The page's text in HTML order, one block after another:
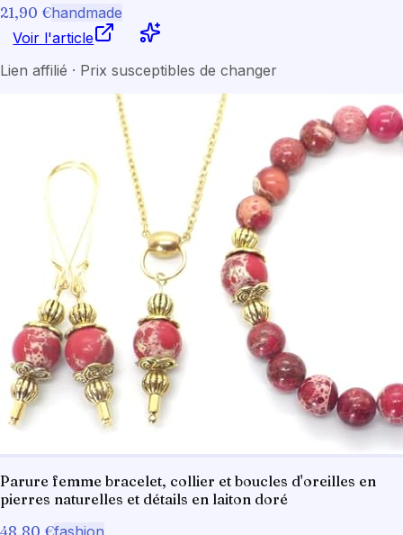
21,90 €handmade
Voir l'article
Lien affilié · Prix susceptibles de changer
Parure femme bracelet, collier et boucles d'oreilles en
pierres naturelles et détails en laiton doré
48,80 €fashion